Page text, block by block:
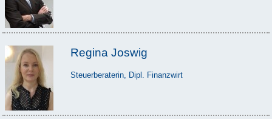
Regina Joswig
Steuerberaterin, Dipl. Finanzwirt